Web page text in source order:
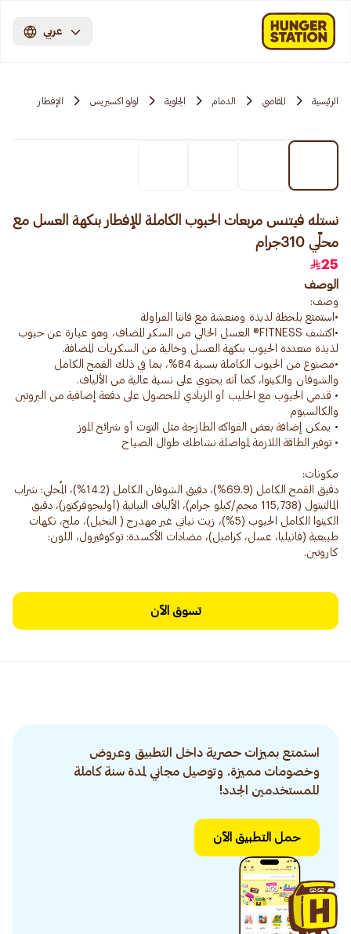
عربي
الرئيسية المقاضي الدمام الجلوية لولو اكسبريس الإفطار
نستله فيتنس مربعات الحبوب الكاملة للإفطار بنكهة العسل مع
محلّي 310جرام
25
الوصف
•اكتشف FITNESS® العسل الخالي من السكر المضاف، وهو عبارة عن حبوب
•مصنوع من الحبوب الكاملة بنسبة 84%، بما في ذلك القمح الكامل
• قدمي الحبوب مع الحليب أو الزبادي للحصول على دفعة إضافية من البروتين
دقيق القمح الكامل (69.9%)، دقيق الشوفان الكامل (14.2%)، المُحلي: شراب
المالتيتول (115,738 مجم/كيلو جرام)، الألياف النباتية (أوليجوفركتوز)، دقيق
الكينوا الكامل الحبوب (5%)، زيت نباتي غير مهدرج ( النخيل)، ملح، نكهات
طبيعية (فانيليا، عسل، كراميل)، مضادات الأكسدة: توكوفيرول، اللون:
كاروتين.
تسوق الآن
استمتع بميزات حصرية داخل التطبيق وعروض
وخصومات مميزة. وتوصيل مجاني لمدة سنة كاملة
للمستخدمين الجدد!
حمل التطبيق الآن